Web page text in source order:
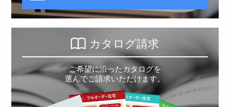
カタログ請求
ご希望に沿ったカタログを
選んでご請求いただけます。